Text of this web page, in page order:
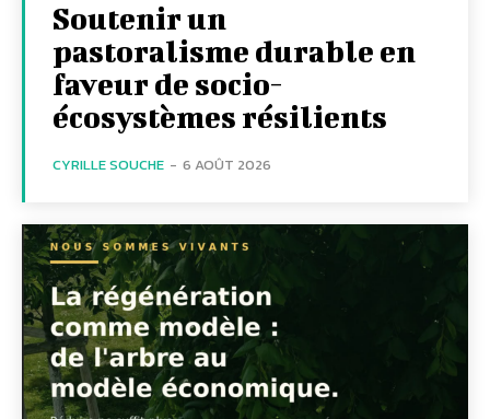
Soutenir un
pastoralisme durable en
faveur de socio-
écosystèmes résilients
CYRILLE SOUCHE - 6 AOÛT 2026